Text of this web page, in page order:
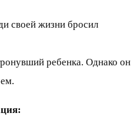
своей жизни бросил
ребенка. Однако он